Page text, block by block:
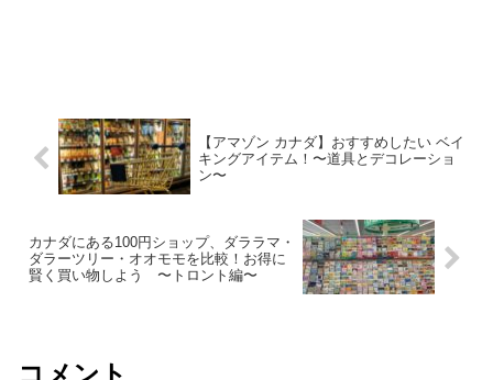
【アマゾン カナダ】おすすめしたい ベイ
キングアイテム！〜道具とデコレーショ
ン〜
カナダにある100円ショップ、ダララマ・
ダラーツリー・オオモモを比較！お得に
賢く買い物しよう 〜トロント編〜